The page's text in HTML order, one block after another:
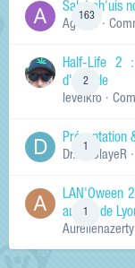
163
Salut ch'uis
Ag0Nie ·
2
Half-Life 2
d'arcade
levelkro ·
Présentation
Dr.KinSlayeR
LAN'Oween
au sud de
Aurelienazerty